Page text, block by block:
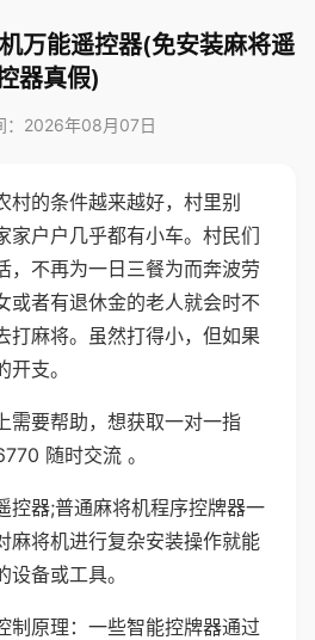
万能遥控器(免安装麻将遥
器真假)
：2026年08月07日
村的条件越来越好，村里别
家户户几乎都有小车。村民们
，不再为一日三餐为而奔波劳
或者有退休金的老人就会时不
打麻将。虽然打得小，但如果
支。
需要帮助，想获取一对一指
随时交流 。
控器;普通麻将机程序控牌器一
麻将机进行复杂安装操作就能
备或工具。
制原理：一些智能控牌器通过